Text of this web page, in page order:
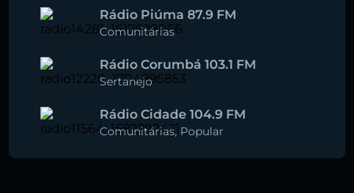
Rádio Piúma 87.9 FM
Comunitárias
Rádio Corumbá 103.1 FM
Sertanejo
Rádio Cidade 104.9 FM
Comunitárias,Popular